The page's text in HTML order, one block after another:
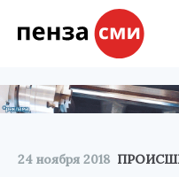
24 ноября 2018